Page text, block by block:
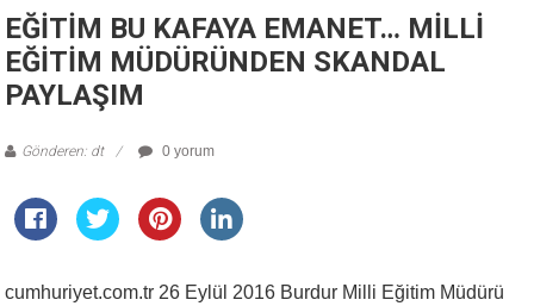
EĞİTİM BU KAFAYA EMANET… MİLLİ
EĞİTİM MÜDÜRÜNDEN SKANDAL
PAYLAŞIM
Gönderen: dt 0 yorum
cumhuriyet.com.tr 26 Eylül 2016 Burdur Milli Eğitim Müdürü